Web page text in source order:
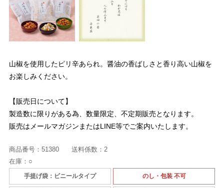
山椒を使用したピリ辛あられ。醤油の香ばしさと香り高い山椒を
お楽しみください。
【販売日について】
製造数に限りがある為、数量限定、不定期販売となります。
販売はメールマガジンまたはLINE等でご案内いたします。
商品番号： 51380 送料係数： 2
在庫： ○
手提げ袋：ビニールタイプ のし・包装 不可